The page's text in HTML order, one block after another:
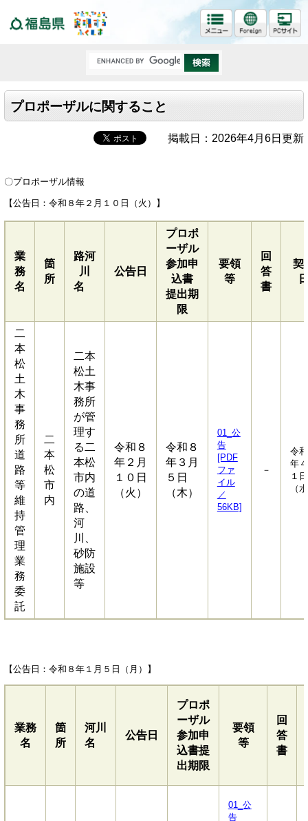
プロポーザルに関すること
掲載日：2026年4月6日更新
〇プロポーザル情報
【公告日：令和８年２月１０日（火）】
業
務
名
箇
所
路河
川
名
公告日
プロポ
ーザル
参加申
込書
提出期
限
要領
等
回
答
書
契
二
本
松
土
木
事
務
所
道
路
等
維
持
管
理
業
務
委
託
二
本
松
市
内
二本
松土
木事
務所
が管
理す
る二
本松
市内
の道
路、
河
川、
砂防
施設
等
令和８
年２月
１０日
（火）
令和８
年３月
５日
（木）
01_公
告
[PDF
ファ
イル
／
56KB]
－
令
年
１日
（
【公告日：令和８年１月５日（月）】
業務
名
箇
所
河川
名
公告日
プロポ
ーザル
参加申
込書提
出期限
要領
等
回
答
書
01_公
告